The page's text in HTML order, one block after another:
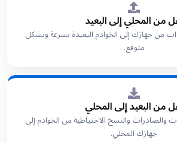
من المحلي إلى البعيد
من جهازك إلى الخوادم البعيدة بسرعة وبشكل
متوقع.
من البعيد إلى المحلي
والصادرات والنسخ الاحتياطية من الخوادم إلى
جهازك المحلي.